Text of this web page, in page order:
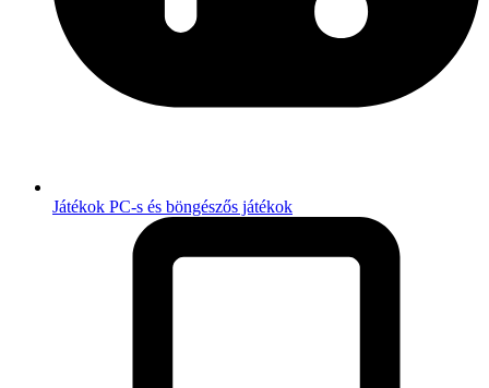
Játékok PC-s és böngészős játékok